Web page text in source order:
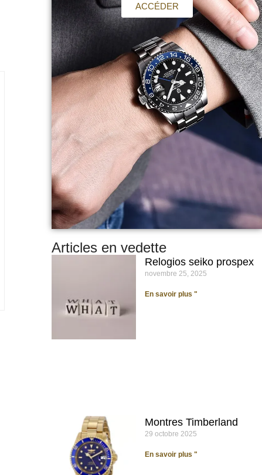
ACCÉDER
Articles en vedette
Relogios seiko prospex
novembre 25, 2025
En savoir plus "
Montres Timberland
29 octobre 2025
En savoir plus "